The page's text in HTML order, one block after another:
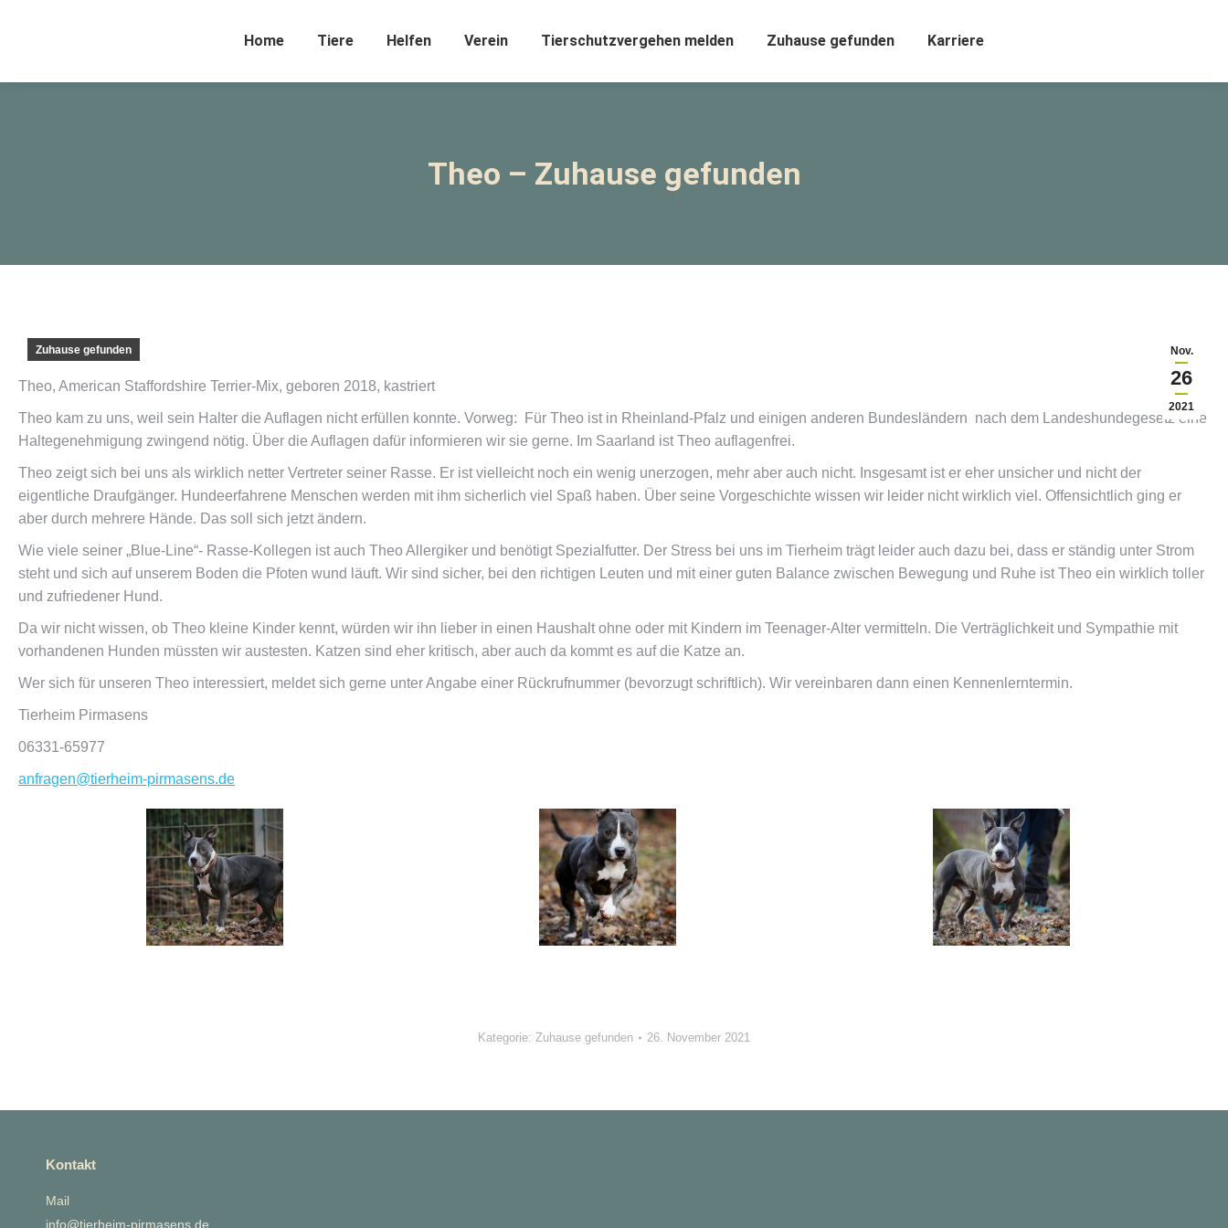
Home Tiere Helfen Verein Tierschutzvergehen melden Zuhause gefunden Karriere
Theo – Zuhause gefunden
Nov.
26
2021
Zuhause gefunden
Theo, American Staffordshire Terrier-Mix, geboren 2018, kastriert
Theo kam zu uns, weil sein Halter die Auflagen nicht erfüllen konnte. Vorweg: Für Theo ist in Rheinland-Pfalz und einigen anderen Bundesländern nach dem Landeshundegesetz eine
Haltegenehmigung zwingend nötig. Über die Auflagen dafür informieren wir sie gerne. Im Saarland ist Theo auflagenfrei.
Theo zeigt sich bei uns als wirklich netter Vertreter seiner Rasse. Er ist vielleicht noch ein wenig unerzogen, mehr aber auch nicht. Insgesamt ist er eher unsicher und nicht der
eigentliche Draufgänger. Hundeerfahrene Menschen werden mit ihm sicherlich viel Spaß haben. Über seine Vorgeschichte wissen wir leider nicht wirklich viel. Offensichtlich ging er
aber durch mehrere Hände. Das soll sich jetzt ändern.
Wie viele seiner „Blue-Line“- Rasse-Kollegen ist auch Theo Allergiker und benötigt Spezialfutter. Der Stress bei uns im Tierheim trägt leider auch dazu bei, dass er ständig unter Strom
steht und sich auf unserem Boden die Pfoten wund läuft. Wir sind sicher, bei den richtigen Leuten und mit einer guten Balance zwischen Bewegung und Ruhe ist Theo ein wirklich toller
und zufriedener Hund.
Da wir nicht wissen, ob Theo kleine Kinder kennt, würden wir ihn lieber in einen Haushalt ohne oder mit Kindern im Teenager-Alter vermitteln. Die Verträglichkeit und Sympathie mit
vorhandenen Hunden müssten wir austesten. Katzen sind eher kritisch, aber auch da kommt es auf die Katze an.
Wer sich für unseren Theo interessiert, meldet sich gerne unter Angabe einer Rückrufnummer (bevorzugt schriftlich). Wir vereinbaren dann einen Kennenlerntermin.
Tierheim Pirmasens
06331-65977
anfragen@tierheim-pirmasens.de
Kategorie: Zuhause gefunden 26. November 2021
Kontakt
Mail
info@tierheim-pirmasens.de